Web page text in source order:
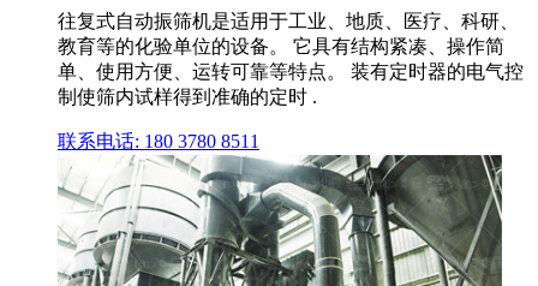
往复式自动振筛机是适用于工业、地质、医疗、科研、
教育等的化验单位的设备。 它具有结构紧凑、操作简
单、使用方便、运转可靠等特点。 装有定时器的电气控
制使筛内试样得到准确的定时 .
联系电话: 180 3780 8511